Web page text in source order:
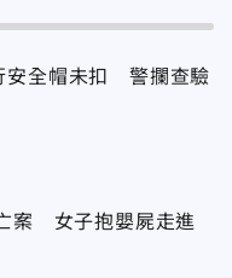
安全帽未扣 警攔查驗
案 女子抱嬰屍走進